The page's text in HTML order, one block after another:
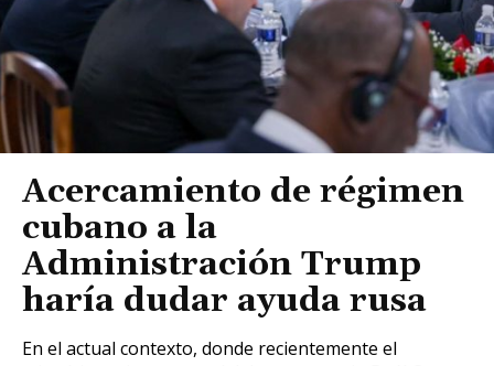
Acercamiento de régimen
cubano a la
Administración Trump
haría dudar ayuda rusa
En el actual contexto, donde recientemente el